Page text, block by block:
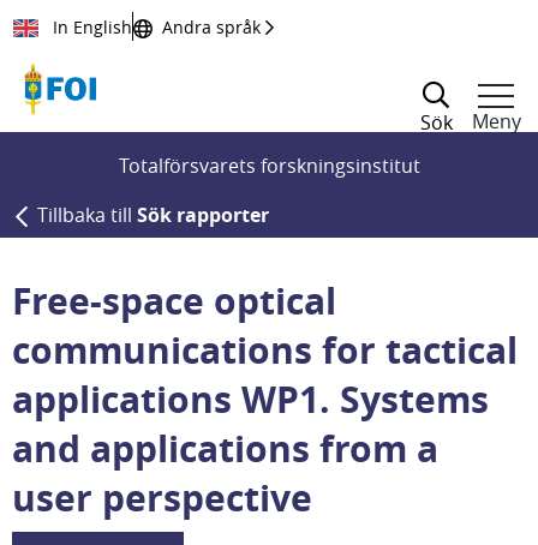
Till innehållet
In English Andra språk
Sök
Meny
Totalförsvarets forskningsinstitut
Tillbaka till Sök rapporter
Free-space optical
communications for tactical
applications WP1. Systems
and applications from a
user perspective